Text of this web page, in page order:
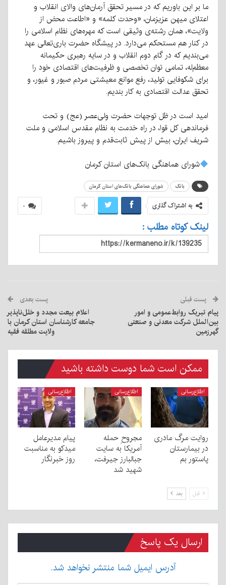
ما بر این باوریم که در مسیر تحقق آرمان‌های والای انقلاب و
اعتلای میهن عزیزمان، «وحدت کلمه» و «اطاعت محض از
ولایت»، همان رشته‌ی وثیقی است که مهره‌های نظام اسلامی را
در کنار هم مستحکم می‌دارد. در پیشگاه حضرت باری‌تعالی عهد
می‌بندیم که در گام دوم انقلاب و در سایه رهبری حکیمانه
معظم‌له، تمامی توان تخصصی و ظرفیت‌های اقتصادی خود را
برای شکوفایی تولید، رفع موانع معیشتی مردم صبور و غیور، و
تحقق عدالت اقتصادی به کار بندیم.
امید است در ظل توجهات حضرت ولی‌عصر (عج) و تحت
فرماندهی کل قوا، در راه خدمت به نظام مقدس اسلامی و ملت
شریف ایران، بیش از پیش ثابت‌قدم و پیروز باشیم.
شورای هماهنگی بانک‌های استان کرمان
بانک شورای هماهنگی بانک‌های استان کرمان
۰ به اشتراک گذاری
لینک کوتاه مطلب :
پست قبلی
پیام تبریک روابط‌عمومی و امور
بین‌الملل شرکت معدنی و صنعتی
گهرزمین
پست بعدی
اعلام بیعت مجدد و خلل‌ناپذیر
جامعه کارشناسان استان کرمان با
ولایت مطلقه فقیه
ممکن است شما دوست داشته باشید
اطلاع‌رسانی
روایت مرگ مادری
در بیمارستان
پاستور بم
اطلاع‌رسانی
مجروحِ حمله
آمریکا به سایت
جبالبارز جیرفت،
شهید شد
اطلاع‌رسانی
پیام مدیرعامل
میدکو به مناسبت
روز خبرنگار
قبل بعد
ارسال یک پاسخ
آدرس ایمیل شما منتشر نخواهد شد.